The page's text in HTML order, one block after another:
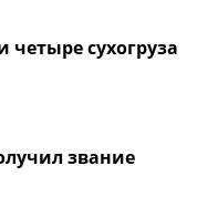
сухогруза
звание